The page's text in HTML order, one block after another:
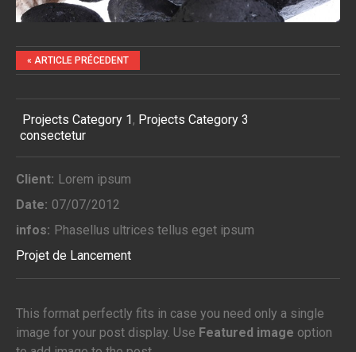
« ARTICLE PRÉCEDENT
Projects Category 1, Projects Category 3
consectetur
Client: Lorem ipsum
Date: 07/07/2012
infos: Phasellus ultrices tellus eget ipsum
Projet de Lancement
This format perfectly fits in case you need only a single
image for your post display. Use Featured image option